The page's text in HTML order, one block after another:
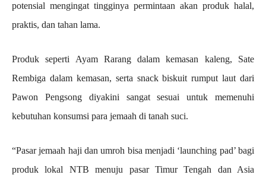
potensial mengingat tingginya permintaan akan produk halal,
praktis, dan tahan lama.
Produk seperti Ayam Rarang dalam kemasan kaleng, Sate
Rembiga dalam kemasan, serta snack biskuit rumput laut dari
Pawon Pengsong diyakini sangat sesuai untuk memenuhi
kebutuhan konsumsi para jemaah di tanah suci.
“Pasar jemaah haji dan umroh bisa menjadi ‘launching pad’ bagi
produk lokal NTB menuju pasar Timur Tengah dan Asia